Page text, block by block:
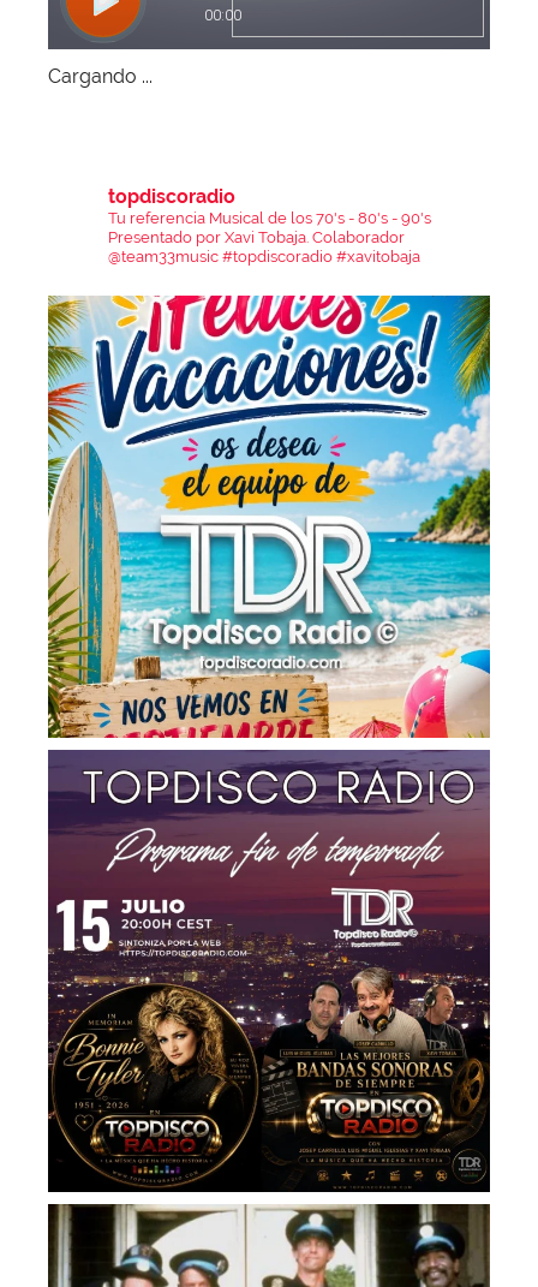
Cargando ...
topdiscoradio
Tu referencia Musical de los 70's - 80's - 90's
Presentado por Xavi Tobaja. Colaborador
@team33music #topdiscoradio #xavitobaja